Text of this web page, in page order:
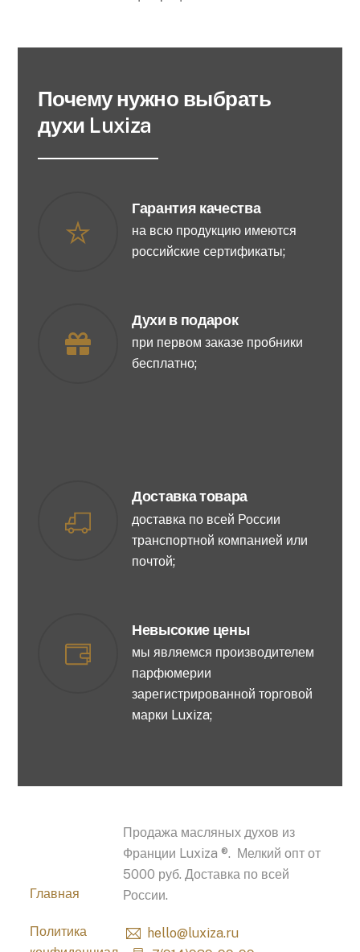
Почему нужно выбрать
духи Luxiza
Гарантия качества
на всю продукцию имеются
российские сертификаты;
Духи в подарок
при первом заказе пробники
бесплатно;
Доставка товара
доставка по всей России
транспортной компанией или
почтой;
Невысокие цены
мы являемся производителем
парфюмерии
зарегистрированной торговой
марки Luxiza;
Главная
Политика
Продажа масляных духов из
Франции Luxiza ®. Мелкий опт от
5000 руб. Доставка по всей
России.
hello@luxiza.ru